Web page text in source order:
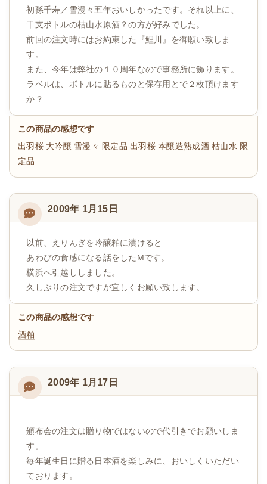
初孫千寿／雪漫々五年おいしかったです。それ以上に、
干支ボトルの枯山水原酒？の方が好みでした。
前回の注文時にはお約束した『鯉川』を御願い致しま
す。
また、今年は弊社の１０周年なので事務所に飾ります。
ラベルは、ボトルに貼るものと保存用とで２枚頂けます
か？
この商品の感想です
出羽桜 大吟醸 雪漫々 限定品 出羽桜 本醸造熟成酒 枯山水 限
定品
2009年 1月15日
以前、えりんぎを吟醸粕に漬けると
あわびの食感になる話をしたMです。
横浜へ引越ししました。
久しぶりの注文ですが宜しくお願い致します。
この商品の感想です
酒粕
2009年 1月17日
頒布会の注文は贈り物ではないので代引きでお願いしま
す。
毎年誕生日に贈る日本酒を楽しみに、おいしくいただい
ております。